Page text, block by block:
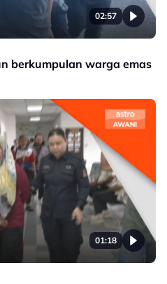
02:57
berkumpulan warga emas
01:18